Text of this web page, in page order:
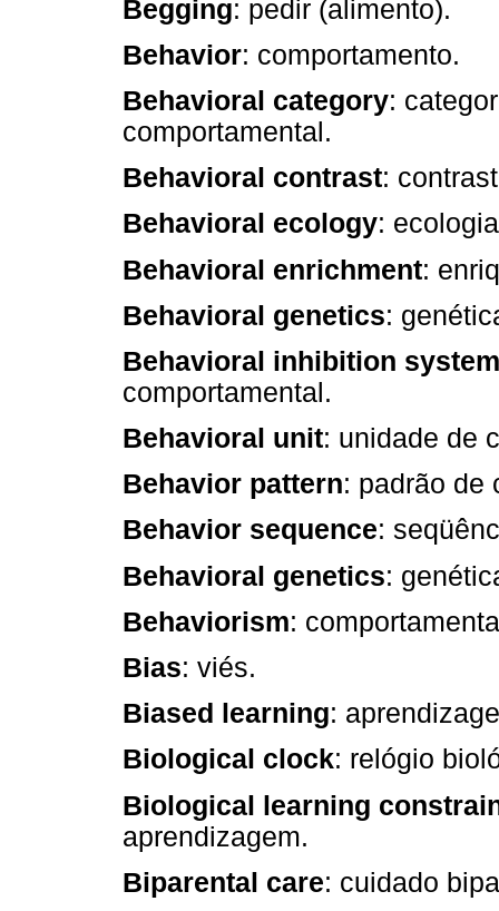
Begging: pedir (alimento).
Behavior: comportamento.
Behavioral category:
comportamental.
Behavioral contrast:
Behavioral ecology:
Behavioral enrichment:
Behavioral genetics:
Behavioral inhibition system
comportamental.
Behavioral unit: unidade de
Behavior pattern: padrão de
Behavior sequence:
Behavioral genetics:
Behaviorism:
Bias: viés.
Biased learning:
Biological clock: relógio
Biological learning
aprendizagem.
Biparental care: cuidado